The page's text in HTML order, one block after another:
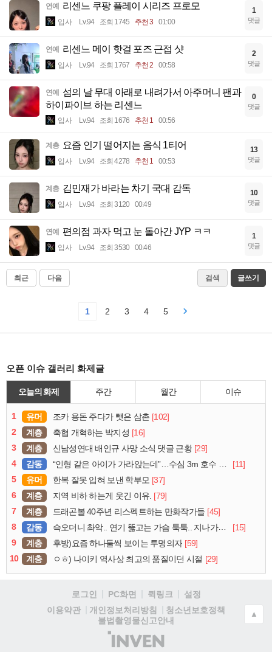
연예 리센느 쿠팡 플레이 시리즈 프로모
입사 Lv.94 조회 1745 추천 3 01:00
1
댓글
연예 리센느 메이 핫걸 포즈 근접 샷
입사 Lv.94 조회 1767 추천 2 00:58
2
댓글
연예
섬의 날 무대 아래로 내려가서 아주머니 팬과
하이파이브 하는 리센느
입사 Lv.94 조회 1676 추천 1 00:56
0
댓글
계층 요즘 인기 떨어지는 음식 1티어
입사 Lv.94 조회 4278 추천 1 00:53
13
댓글
계층 김민재가 바라는 차기 국대 감독
입사 Lv.94 조회 3120 00:49
10
댓글
연예 편의점 과자 먹고 눈 돌아간 JYP ㅋㅋ
입사 Lv.94 조회 3530 00:46
1
댓글
최근 다음 검색 글쓰기
1 2 3 4 5
오픈 이슈 갤러리 화제글
오늘의 화제 주간 월간 이슈
1 유머 조카 용돈 주다가 뺏은 삼촌 [102]
2
계층 축협 개혁하는 박지성 [16]
3
계층 신남성연대 배인규 사망 소식 댓글 근황 [29]
4
감동 “인형 같은 아이가 가라앉는데”…수심 3m 호수 뛰어든 60대 의인
[11]
5
유머 한복 잘못 입혀 보낸 학부모 [37]
6
계층 지역 비하 하는게 웃긴 이유. [79]
7
계층 드래곤볼 40주년 리스펙트하는 만화작가들 [45]
8
감동 슥오더니 촤악.. 연기 뚫고는 가슴 툭툭.. 지나가던 아재의 정체
[15]
9
계층 후방)요즘 하나둘씩 보이는 투명의자 [59]
10
계층 ㅇㅎ) 나이키 역사상 최고의 품질이던 시절 [29]
로그인 PC화면 퀵링크
설정
이용약관
개인정보처리방침
청소년보호정책
불법촬영물신고안내
(주)
인
▲